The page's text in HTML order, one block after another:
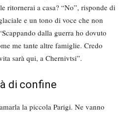
ritornerai a casa? “No”, risponde di
e un tono di voce che non
dalla guerra ho dovuto
me tante altre famiglie. Credo
sarà qui, a Chernivtsi”.
di confine
la piccola Parigi. Ne vanno